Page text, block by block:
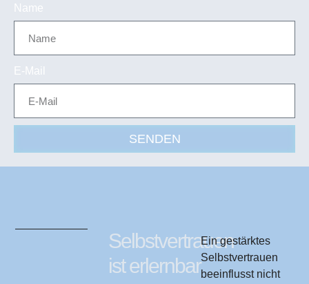
Name
E-Mail
SENDEN
Selbstvertrauen
ist erlernbar
Ein gestärktes
Selbstvertrauen
beeinflusst nicht